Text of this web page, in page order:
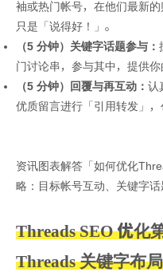
袖或热门帐号，在他们最新
只是「说得好！」。
（5 分钟）关键字话题参与：
门讨论串，参与其中，提供你
（5 分钟）回覆与再互动： 认
优质留言进行「引用转发」，
资讯图表解答「如何优化
略：目标帐号互动、关键字话
Threads SEO 优化
Threads 关键字布